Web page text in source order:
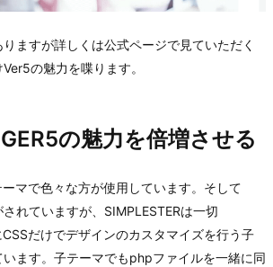
ますが詳しくは公式ページで見ていただく
の魅力を喋ります。
の魅力を倍増させる
マで色々な方が使用しています。そして
れていますが、SIMPLESTERは一切
だけでデザインのカスタマイズを行う子
ます。子テーマでもphpファイルを一緒に同